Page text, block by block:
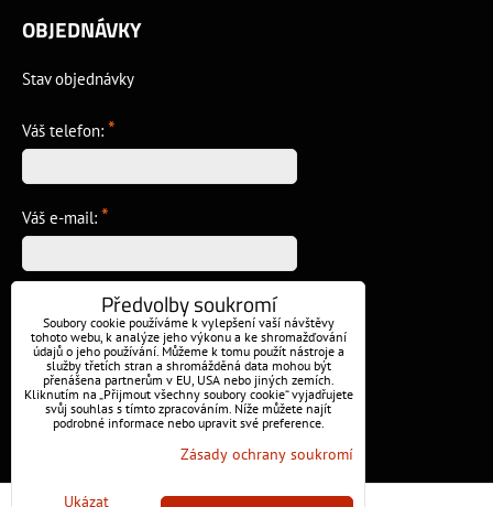
OBJEDNÁVKY
Stav objednávky
Váš telefon: *
Váš e-mail: *
Předvolby soukromí
Soubory cookie používáme k vylepšení vaší návštěvy
tohoto webu, k analýze jeho výkonu a ke shromažďování
údajů o jeho používání. Můžeme k tomu použít nástroje a
služby třetích stran a shromážděná data mohou být
přenášena partnerům v EU, USA nebo jiných zemích.
Kliknutím na „Přijmout všechny soubory cookie“ vyjadřujete
svůj souhlas s tímto zpracováním. Níže můžete najít
podrobné informace nebo upravit své preference.
Zásady ochrany soukromí
Ukázat